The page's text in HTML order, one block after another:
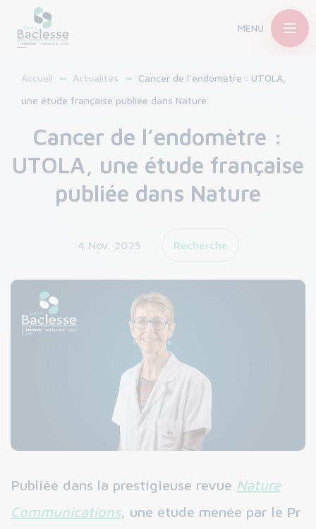
MENU
Accueil Actualités
Cancer de l’endomètre : UTOLA,
une étude française publiée dans Nature
Cancer de l’endomètre :
UTOLA, une étude française
publiée dans Nature
4 Nov. 2025 Recherche
Publiée dans la prestigieuse revue Nature
Communications, une étude menée par le Pr